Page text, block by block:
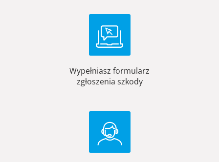
Wypełniasz formularz
zgłoszenia szkody